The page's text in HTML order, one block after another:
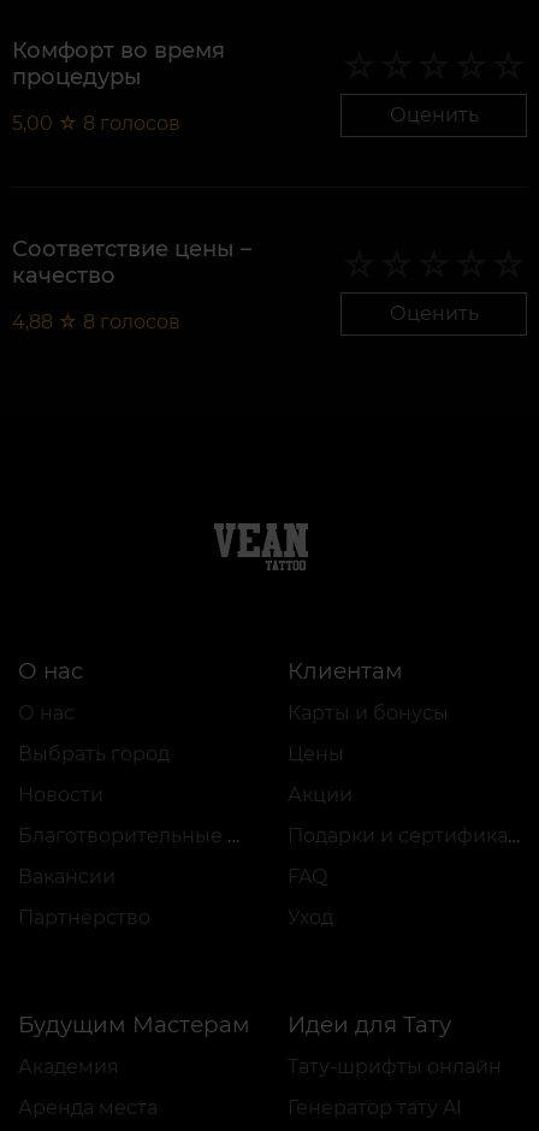
Комфорт во время
процедуры
5,00 ☆ 8 голосов Оценить
Соответствие цены –
качество
4,88 ☆ 8 голосов Оценить
О нас
О нас
Выбрать город
Новости
Благотворительные проекты
Вакансии
Партнёрство
Клиентам
Карты и бонусы
Цены
Акции
Подарки и сертификаты
FAQ
Уход
Будущим Мастерам
Академия
Аренда места
Идеи для Тату
Тату-шрифты онлайн
Генератор тату AI